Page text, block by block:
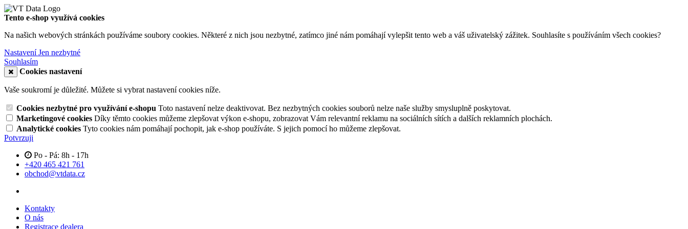
Tento e-shop využívá cookies
Na našich webových stránkách používáme soubory cookies. Některé z nich jsou nezbytné, zatímco jiné nám pomáhají vylepšit tento web a váš uživatelský zážitek. Souhlasíte s používáním všech cookies?
NastaveníJen nezbytné
Souhlasím
Cookies nastavení
Vaše soukromí je důležité. Můžete si vybrat nastavení cookies níže.
Cookies nezbytné pro využívání e-shopu Toto nastavení nelze deaktivovat. Bez nezbytných cookies souborů nelze naše služby smysluplně poskytovat.
Marketingové cookies Díky těmto cookies můžeme zlepšovat výkon e-shopu, zobrazovat Vám relevantní reklamu na sociálních sítích a dalších reklamních plochách.
Analytické cookies Tyto cookies nám pomáhají pochopit, jak e-shop používáte. S jejich pomocí ho můžeme zlepšovat.
Potvrzuji
Po - Pá: 8h - 17h
+420 465 421 761
obchod@vtdata.cz
Kontakty
O nás
Registrace dealera